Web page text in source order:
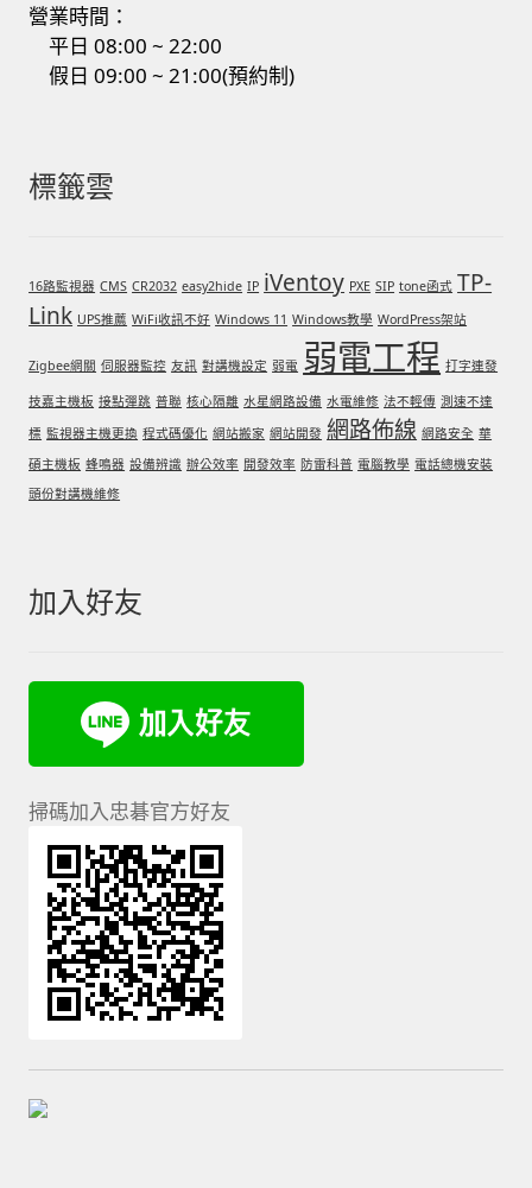
營業時間：
平日 08:00 ~ 22:00
假日 09:00 ~ 21:00(預約制)
標籤雲
16路監視器 CMS CR2032 easy2hide IP iVentoy PXE SIP tone函式 TP-
Link UPS推薦 WiFi收訊不好 Windows 11 Windows教學 WordPress架站
Zigbee網關 伺服器監控 友訊 對講機設定 弱電 弱電工程 打字連發
技嘉主機板 接點彈跳 普聯 核心隔離 水星網路設備 水電維修 法不輕傳 測速不達
標 監視器主機更換 程式碼優化 網站搬家 網站開發 網路佈線 網路安全 華
碩主機板 蜂鳴器 設備辨識 辦公效率 開發效率 防雷科普 電腦教學 電話總機安裝
頭份對講機維修
加入好友
掃碼加入忠碁官方好友